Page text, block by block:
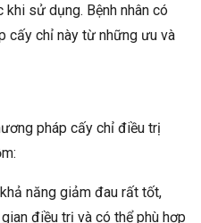
sử dụng. Bệnh nhân có
cấy chỉ này từ những ưu và
pháp cấy chỉ điều trị
năng giảm đau rất tốt,
điều trị và có thể phù hợp